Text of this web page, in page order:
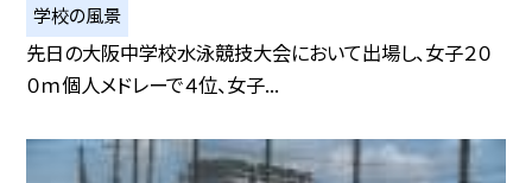
学校の風景
先日の大阪中学校水泳競技大会において出場し、女子２０
０ｍ個人メドレーで４位、女子...